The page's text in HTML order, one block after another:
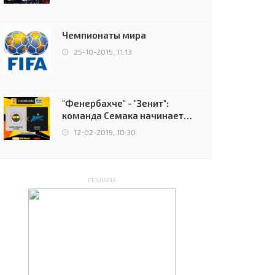
чемпионов.
Чемпионаты мира
25-10-2015, 11:13
"Фенербахче" - "Зенит":
команда Семака начинает
путь в плей-офф Лиги
12-02-2019, 10:30
РЕКЛАМА